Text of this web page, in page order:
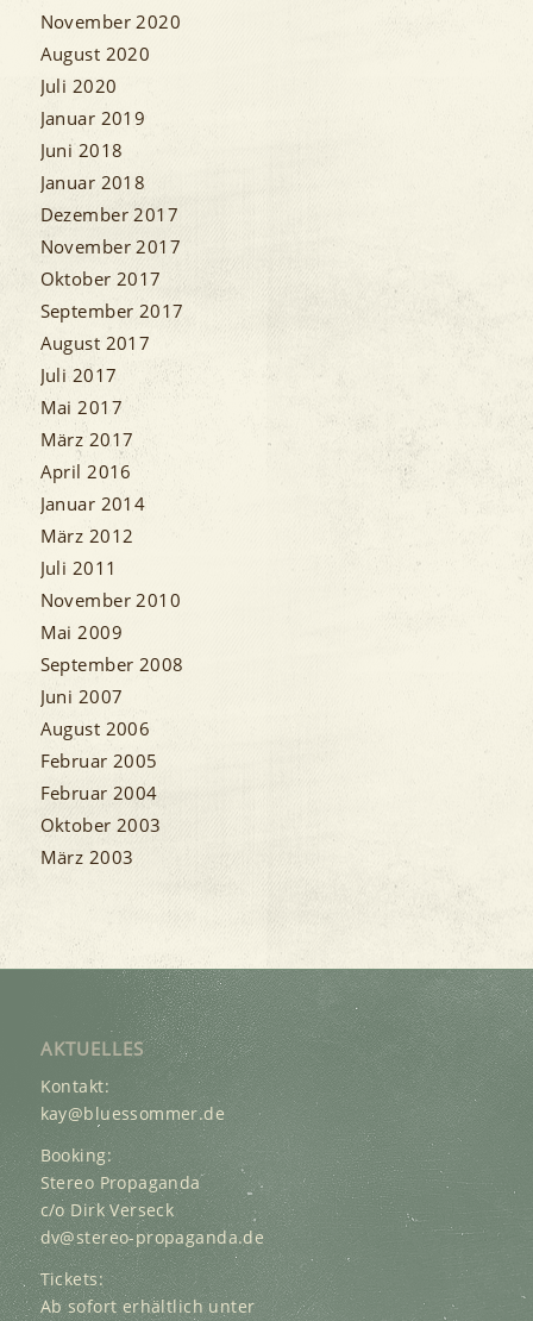
November 2020
August 2020
Juli 2020
Januar 2019
Juni 2018
Januar 2018
Dezember 2017
November 2017
Oktober 2017
September 2017
August 2017
Juli 2017
Mai 2017
März 2017
April 2016
Januar 2014
März 2012
Juli 2011
November 2010
Mai 2009
September 2008
Juni 2007
August 2006
Februar 2005
Februar 2004
Oktober 2003
März 2003
AKTUELLES
Kontakt:
kay@bluessommer.de
Booking:
Stereo Propaganda
c/o Dirk Verseck
dv@stereo-propaganda.de
Tickets:
Ab sofort erhältlich unter